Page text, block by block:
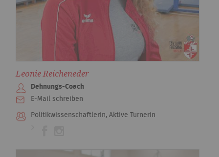
Leonie Reicheneder
Dehnungs-Coach
E-Mail schreiben
Politikwissenschaftlerin, Aktive Turnerin